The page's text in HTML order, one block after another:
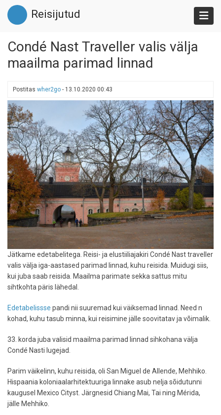
Liigu
edasi
põhisisu
Reisijutud
Condé Nast Traveller valis välja
maailma parimad linnad
Postitas wher2go - 13.10.2020 00:43
Jätkame edetabelitega. Reisi- ja elustiiliajakiri Condé Nast traveller
valis välja iga-aastased parimad linnad, kuhu reisida. Muidugi siis,
kui juba saab reisida. Maailma parimate sekka sattus mitu
sihtkohta päris lähedal.
Edetabelissse pandi nii suuremad kui väiksemad linnad. Need n
kohad, kuhu tasub minna, kui reisimine jälle soovitatav ja võimalik.
33. korda juba valisid maailma parimad linnad sihkohana välja
Condé Nasti lugejad.
Parim väikelinn, kuhu reisida, oli San Miguel de Allende, Mehhiko.
Hispaania koloniaalarhitektuuriga linnake asub nelja sõidutunni
kaugusel Mexico Cityst. Järgnesid Chiang Mai, Tai ning Mérida,
jälle Mehhiko.